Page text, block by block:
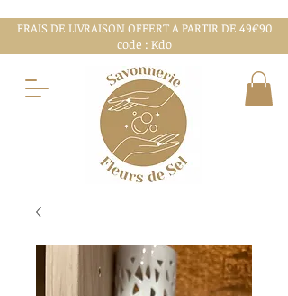
FRAIS DE LIVRAISON OFFERT A PARTIR DE 49€90
code : Kdo